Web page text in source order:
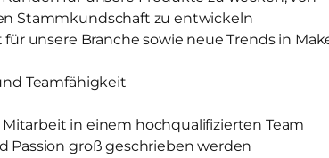
Stammkundschaft zu entwickeln
unsere Branche sowie neue Trends in
Teamfähigkeit
in einem hochqualifizierten Team
groß geschrieben werden